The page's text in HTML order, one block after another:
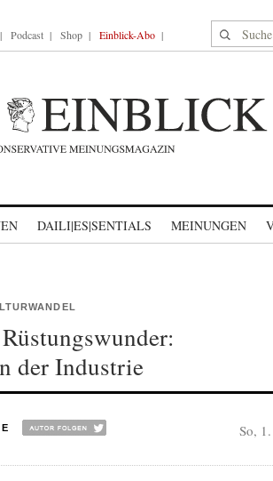
Podcast Shop Einblick-Abo Suche nach:
DAILI|ES|SENTIALS MEINUNGEN
der Industrie
So,